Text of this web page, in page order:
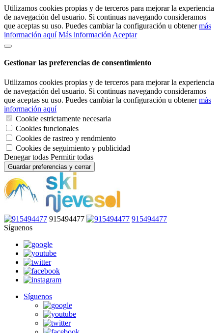
Utilizamos cookies propias y de terceros para mejorar la experiencia
de navegación del usuario. Si continuas navegando consideramos
que aceptas su uso. Puedes cambiar la configuración u obtenermás
información aquí Más información Aceptar
Gestionar las preferencias de consentimiento
Utilizamos cookies propias y de terceros para mejorar la experiencia
de navegación del usuario. Si continuas navegando consideramos
que aceptas su uso. Puedes cambiar la configuración u obtenermás
información aquí
Cookie estrictamente necesaria
Cookies funcionales
Cookies de rastreo y rendmiento
Cookies de seguimiento y publicidad
Denegar todas Permitir todas
Guardar preferencias y cerrar
915494477
915494477
Síguenos
Síguenos